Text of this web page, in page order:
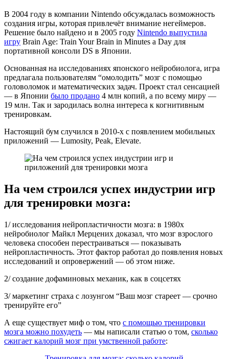
В 2004 году в компании Nintendo обсуждалась возможность
создания игры, которая привлечёт внимание негеймеров.
Решение было найдено и в 2005 году Nintendo выпустила
игру Brain Age: Train Your Brain in Minutes a Day для
портативной консоли DS в Японии.
Основанная на исследованиях японского нейробиолога, игра
предлагала пользователям “омолодить” мозг с помощью
головоломок и математических задач. Проект стал сенсацией
— в Японии было продано 4 млн копий, а по всему миру —
19 млн. Так и зародилась волна интереса к когнитивным
тренировкам.
Настоящий бум случился в 2010-х с появлением мобильных
приложений — Lumosity, Peak, Elevate.
На чем строился успех индустрии игр
для тренировки мозга:
1/ исследования нейропластичности мозга: в 1980х
нейробиолог Майкл Мерцених доказал, что мозг взрослого
человека способен перестраиваться — показывать
нейропластичность. Этот фактор работал до появления новых
исследований и опровержений — об этом ниже.
2/ создание дофаминовых механик, как в соцсетях
3/ маркетинг страха с лозунгом “Ваш мозг стареет — срочно
тренируйте его”
А еще существует миф о том, что с помощью тренировки
мозга можно похудеть — мы написали статью о том, сколько
сжигает калорий мозг при умственной работе: